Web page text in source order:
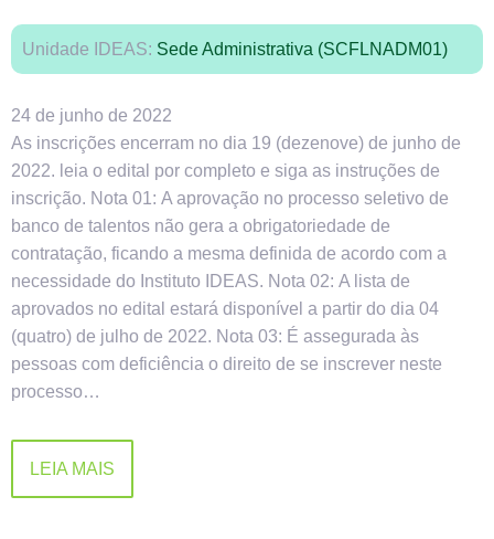
Unidade IDEAS: Sede Administrativa (SCFLNADM01)
24 de junho de 2022
As inscrições encerram no dia 19 (dezenove) de junho de
2022. leia o edital por completo e siga as instruções de
inscrição. Nota 01: A aprovação no processo seletivo de
banco de talentos não gera a obrigatoriedade de
contratação, ficando a mesma definida de acordo com a
necessidade do Instituto IDEAS. Nota 02: A lista de
aprovados no edital estará disponível a partir do dia 04
(quatro) de julho de 2022. Nota 03: É assegurada às
pessoas com deficiência o direito de se inscrever neste
processo…
LEIA MAIS